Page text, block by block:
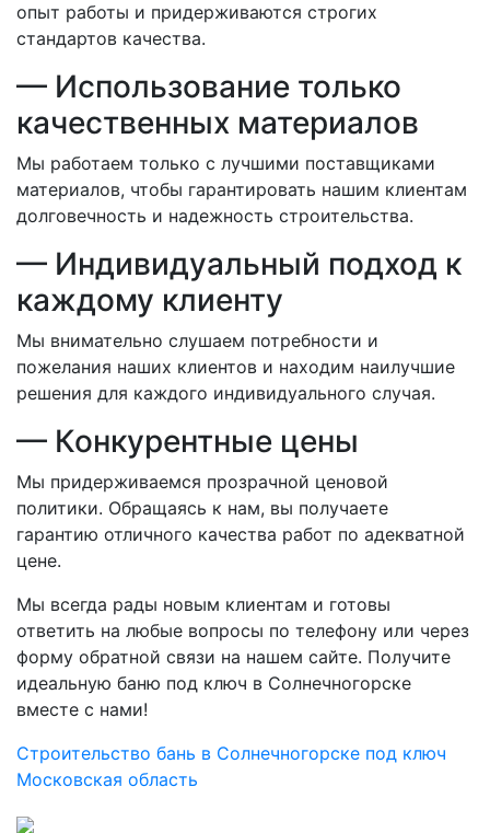
опыт работы и придерживаются строгих
стандартов качества.
— Использование только
качественных материалов
Мы работаем только с лучшими поставщиками
материалов, чтобы гарантировать нашим клиентам
долговечность и надежность строительства.
— Индивидуальный подход к
каждому клиенту
Мы внимательно слушаем потребности и
пожелания наших клиентов и находим наилучшие
решения для каждого индивидуального случая.
— Конкурентные цены
Мы придерживаемся прозрачной ценовой
политики. Обращаясь к нам, вы получаете
гарантию отличного качества работ по адекватной
цене.
Мы всегда рады новым клиентам и готовы
ответить на любые вопросы по телефону или через
форму обратной связи на нашем сайте. Получите
идеальную баню под ключ в Солнечногорске
вместе с нами!
Строительство бань в Солнечногорске под ключ
Московская область